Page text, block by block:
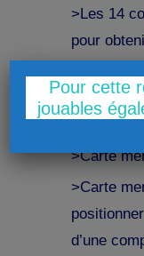
>Les 14
pour
>Carte
de ce qui
>Carte
>Carte
d’une
Pour cette
jouables